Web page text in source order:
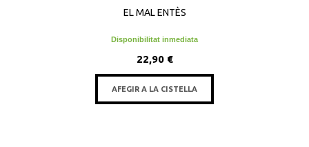
EL MAL ENTÈS
Disponibilitat inmediata
22,90 €
AFEGIR A LA CISTELLA